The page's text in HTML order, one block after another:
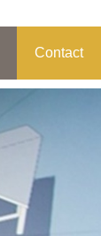
Contact